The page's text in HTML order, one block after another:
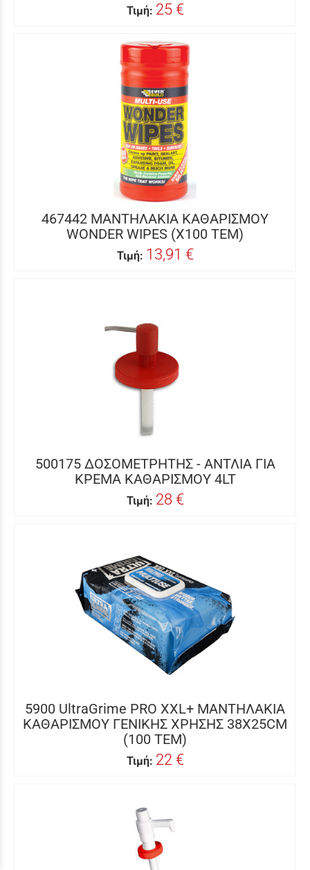
Τιμή: 25 €
467442 ΜΑΝΤΗΛΑΚΙΑ ΚΑΘΑΡΙΣΜΟΥ
WONDER WIPES (X100 ΤΕΜ)
Τιμή: 13,91 €
500175 ΔΟΣΟΜΕΤΡΗΤΗΣ - ΑΝΤΛΙΑ ΓΙΑ
ΚΡΕΜΑ ΚΑΘΑΡΙΣΜΟΥ 4LT
Τιμή: 28 €
5900 UltraGrime PRO XXL+ ΜΑΝΤΗΛΑΚΙΑ
ΚΑΘΑΡΙΣΜΟΥ ΓΕΝΙΚΗΣ ΧΡΗΣΗΣ 38X25CM
(100 ΤΕΜ)
Τιμή: 22 €